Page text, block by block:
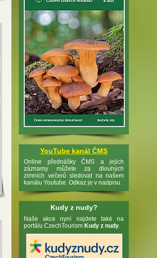
YouTube kanál ČMS
Online přednášky ČMS a jejich
záznamy můžete za dlouhých
zimních večerů sledovat na našem
kanálu Youtube. Odkaz je v nadpisu.
Kudy z nudy?
Naše akce nyní najdete také na
portálu CzechTourism Kudy z nudy